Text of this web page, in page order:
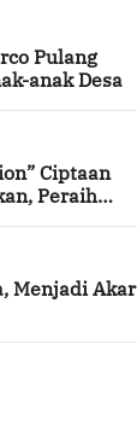
Pulang
anak Desa
Ciptaan
Peraih
Menjadi Akar